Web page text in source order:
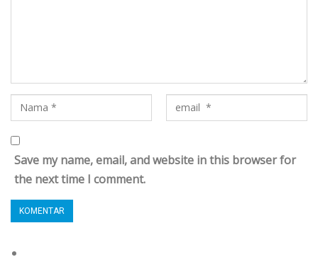
Save my name, email, and website in this browser for
the next time I comment.